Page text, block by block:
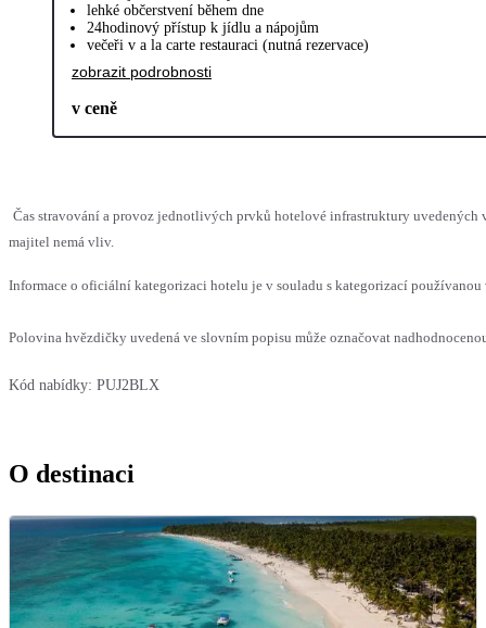
lehké občerstvení během dne
24hodinový přístup k jídlu a nápojům
večeři v a la carte restauraci (nutná rezervace)
zobrazit podrobnosti
v ceně
Čas stravování a provoz jednotlivých prvků hotelové infrastruktury uvedených
majitel nemá vliv.
Informace o oficiální kategorizaci hotelu je v souladu s kategorizací
Polovina hvězdičky uvedená ve slovním popisu může označovat
Kód nabídky: PUJ2BLX
O destinaci